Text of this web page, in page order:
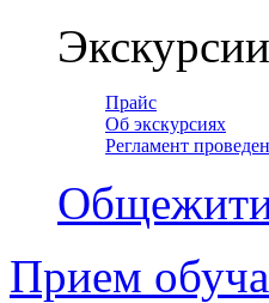
Экскурсии
Прайс
Об экскурсиях
Регламент
Прием